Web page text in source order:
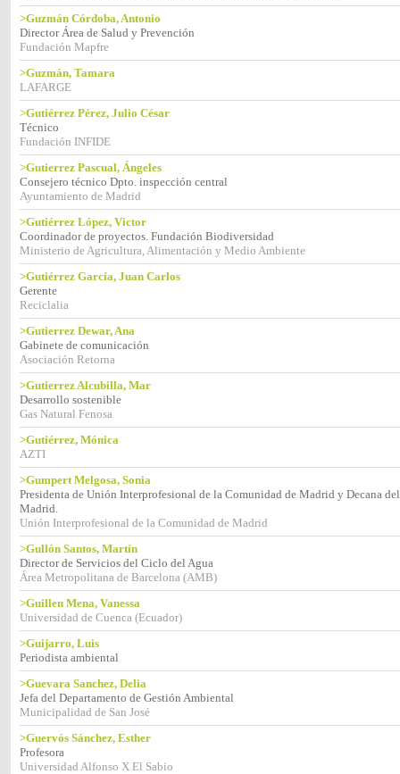
>Guzmán Córdoba, Antonio
Director Área de Salud y Prevención
Fundación Mapfre
>Guzmán, Tamara
LAFARGE
>Gutiérrez Pérez, Julio César
Técnico
Fundación INFIDE
>Gutierrez Pascual, Ángeles
Consejero técnico Dpto. inspección central
Ayuntamiento de Madrid
>Gutiérrez López, Victor
Coordinador de proyectos. Fundación Biodiversidad
Ministerio de Agricultura, Alimentación y Medio Ambiente
>Gutiérrez García, Juan Carlos
Gerente
Reciclalia
>Gutierrez Dewar, Ana
Gabinete de comunicación
Asociación Retorna
>Gutierrez Alcubilla, Mar
Desarrollo sostenible
Gas Natural Fenosa
>Gutiérrez, Mónica
AZTI
>Gumpert Melgosa, Sonia
Presidenta de Unión Interprofesional de la Comunidad de Madrid y Decana
Madrid.
Unión Interprofesional de la Comunidad de Madrid
>Gullón Santos, Martín
Director de Servicios del Ciclo del Agua
Área Metropolitana de Barcelona (AMB)
>Guillen Mena, Vanessa
Universidad de Cuenca (Ecuador)
>Guijarro, Luis
Periodista ambiental
>Guevara Sanchez, Delia
Jefa del Departamento de Gestión Ambiental
Municipalidad de San José
>Guervós Sánchez, Esther
Profesora
Universidad Alfonso X El Sabio